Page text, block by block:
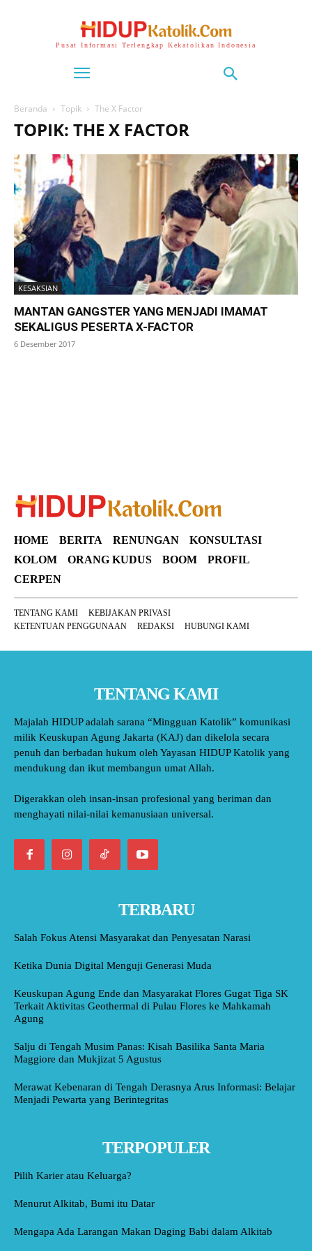
Pusat Informasi Terlengkap Kekatolikan Indonesia
Beranda Topik The X Factor
TOPIK: THE X FACTOR
KESAKSIAN
MANTAN GANGSTER YANG MENJADI IMAMAT
SEKALIGUS PESERTA X-FACTOR
6 Desember 2017
HOME BERITA RENUNGAN
KONSULTASI
KOLOM
ORANG KUDUS BOOM
PROFIL
CERPEN
TENTANG KAMI
KEBIJAKAN PRIVASI
KETENTUAN PENGGUNAAN
REDAKSI HUBUNGI KAMI
TENTANG KAMI
Majalah HIDUP adalah sarana “Mingguan Katolik” komunikasi
milik Keuskupan Agung Jakarta (KAJ) dan dikelola secara
penuh dan berbadan hukum oleh Yayasan HIDUP Katolik yang
mendukung dan ikut membangun umat Allah.
Digerakkan oleh insan-insan profesional yang beriman dan
menghayati nilai-nilai kemanusiaan universal.
TERBARU
Salah Fokus Atensi Masyarakat dan Penyesatan Narasi
Ketika Dunia Digital Menguji Generasi Muda
Keuskupan Agung Ende dan Masyarakat Flores Gugat Tiga SK
Terkait Aktivitas Geothermal di Pulau Flores ke Mahkamah
Agung
Salju di Tengah Musim Panas: Kisah Basilika Santa Maria
Maggiore dan Mukjizat 5 Agustus
Merawat Kebenaran di Tengah Derasnya Arus Informasi: Belajar
Menjadi Pewarta yang Berintegritas
TERPOPULER
Pilih Karier atau Keluarga?
Menurut Alkitab, Bumi itu Datar
Mengapa Ada Larangan Makan Daging Babi dalam Alkitab